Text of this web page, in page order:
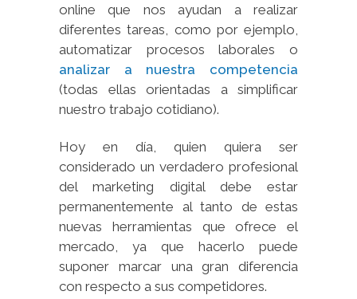
online que nos ayudan a realizar
diferentes tareas, como por ejemplo,
automatizar procesos laborales o
analizar a nuestra competencia
(todas ellas orientadas a simplificar
nuestro trabajo cotidiano).
Hoy en día, quien quiera ser
considerado un verdadero profesional
del marketing digital debe estar
permanentemente al tanto de estas
nuevas herramientas que ofrece el
mercado, ya que hacerlo puede
suponer marcar una gran diferencia
con respecto a sus competidores.